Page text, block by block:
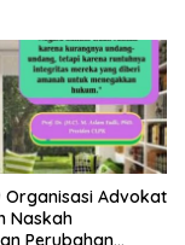
Organisasi Advokat
Naskah
Perubahan